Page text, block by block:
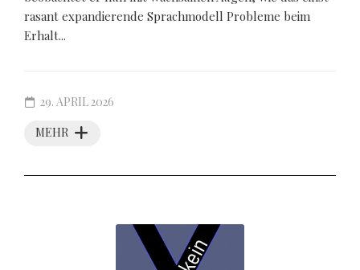
rasant expandierende Sprachmodell Probleme beim
Erhalt...
MEHR
29. APRIL 2026